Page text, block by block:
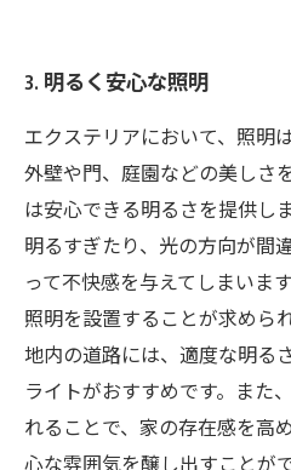
3. 明るく安心な照明
エクステリアにおいて、照明
外壁や門、庭園などの美しさ
は安心できる明るさを提供し
明るすぎたり、光の方向が間
って不快感を与えてしまいま
照明を設置することが求めら
地内の道路には、適度な明る
ライトがおすすめです。また
れることで、家の存在感を高